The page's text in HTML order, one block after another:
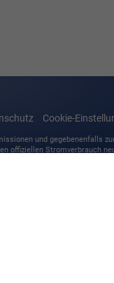
Cookie-
und gegebenenfalls
offiziellen Stromverbrauch